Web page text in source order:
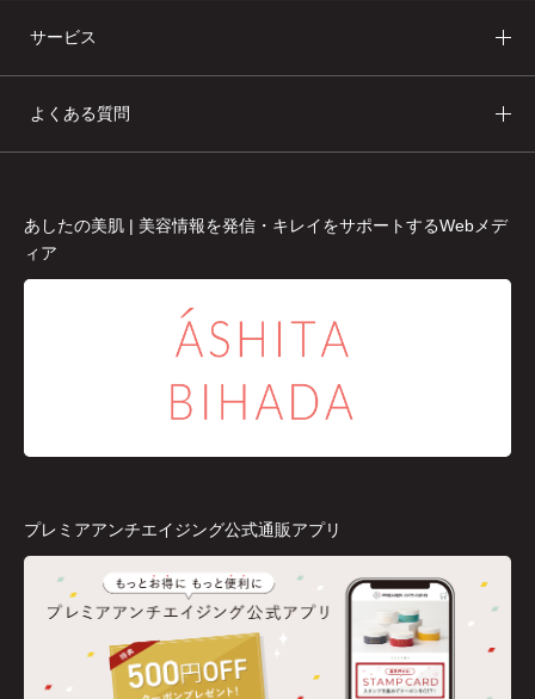
サービス
よくある質問
あしたの美肌 | 美容情報を発信・キレイをサポートするWebメデ
ィア
プレミアアンチエイジング公式通販アプリ